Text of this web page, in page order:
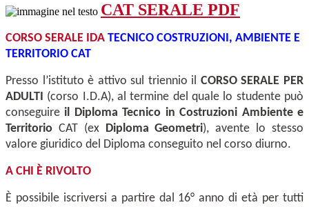
CAT SERALE PDF
CORSO SERALE IDA TECNICO COSTRUZIONI, AMBIENTE E
TERRITORIO CAT
Presso l’istituto è attivo sul triennio il CORSO SERALE PER
ADULTI (corso I.D.A), al termine del quale lo studente può
conseguireil Diploma Tecnico in Costruzioni Ambiente e
Territorio CAT (ex Diploma Geometri), avente lo stesso
valore giuridico del Diploma conseguito nel corso diurno.
A CHI È RIVOLTO
È possibile iscriversi a partire dal 16° anno di età per tutti